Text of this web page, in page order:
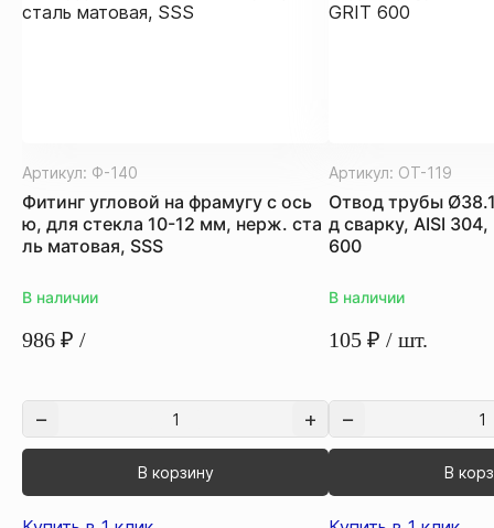
Артикул: Ф-140
Фитинг угловой на фрамугу с ось
ю, для стекла 10-12 мм, нерж. ста
ль матовая, SSS
В наличии
986 ₽ /
В корзину
Артикул: ОТ-119
Отвод трубы
д сварку, AISI
600
В наличии
105 ₽ / шт.
В